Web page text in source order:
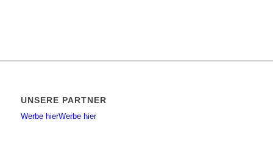
UNSERE PARTNER
Werbe hierWerbe hier